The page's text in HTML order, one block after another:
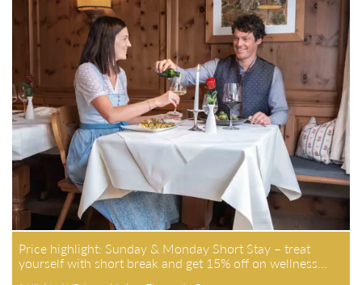
Price highlight: Sunday & Monday Short Stay – treat yourself
with short break and get 15% off on wellness…